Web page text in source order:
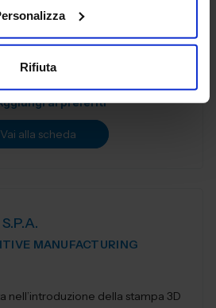
Rifiuta
stampa 3D a professionisti ed
tecnologie di
Pad. 36
ai preferiti
Vai alla scheda
MANUFACTURING
nell’introduzione della stampa 3D